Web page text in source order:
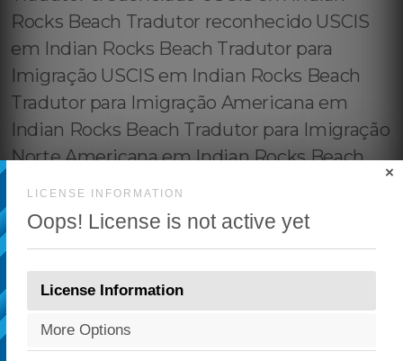
LICENSE INFORMATION
Oops! License is not active yet
×
License Information
More Options